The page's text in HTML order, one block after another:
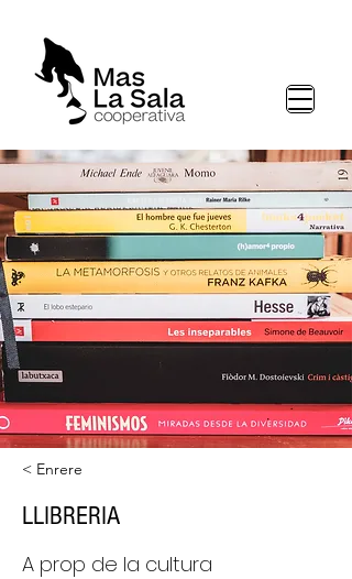
< Enrere
LLIBRERIA
A prop de la cultura